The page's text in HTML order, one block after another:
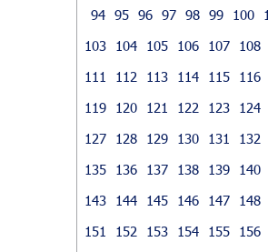
94 95 96 97 98 99 100
103
104 105 106 107 108
111
112 113 114 115 116
119
120 121 122 123 124
127
128 129 130 131 132
135
136 137 138 139 140
143
144 145 146 147 148
151
152 153 154 155 156